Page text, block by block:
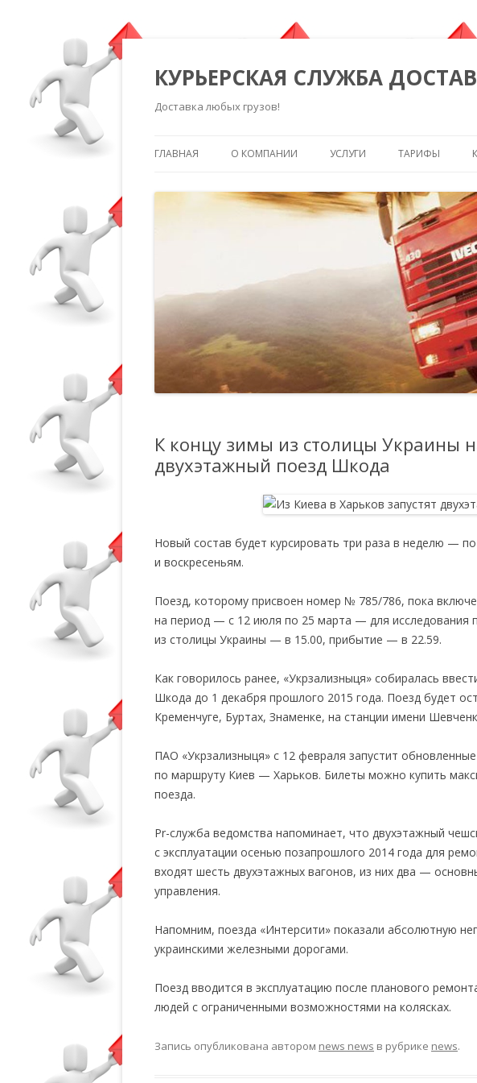
КУРЬЕРСКАЯ СЛУЖБА
Доставка любых грузов!
ГЛАВНАЯ О КОМПАНИИ УСЛУГИ ТАРИФЫ
К концу зимы из столицы Украины
двухэтажный поезд Шкода
Новый состав будет курсировать три раза в неделю —
и воскресеньям.
Поезд, которому присвоен номер № 785/786, пока
на период — с 12 июля по 25 марта — для исследования
из столицы Украины — в 15.00, прибытие — в 22.59.
Как говорилось ранее, «Укрзализныця» собиралась
Шкода до 1 декабря прошлого 2015 года. Поезд будет
Кременчуге, Буртах, Знаменке, на станции имени
ПАО «Укрзализныця» с 12 февраля запустит
по маршруту Киев — Харьков. Билеты можно купить
поезда.
Pr-служба ведомства напоминает, что двухэтажный
с эксплуатации осенью позапрошлого 2014 года для
входят шесть двухэтажных вагонов, из них два —
управления.
Напомним, поезда «Интерсити» показали абсолютную
украинскими железными дорогами.
Поезд вводится в эксплуатацию после планового
людей с ограниченными возможностями на колясках.
Запись опубликована автором news news в рубрике news.